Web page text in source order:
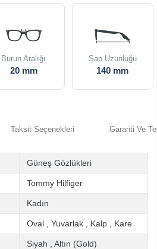
Burun Aralığı
20 mm
Sap Uzunluğu
140 mm
Taksit Seçenekleri Garanti Ve
Güneş Gözlükleri
Tommy Hilfiger
Kadın
Oval Yuvarlak Kalp Kare
Siyah Altın (Gold)